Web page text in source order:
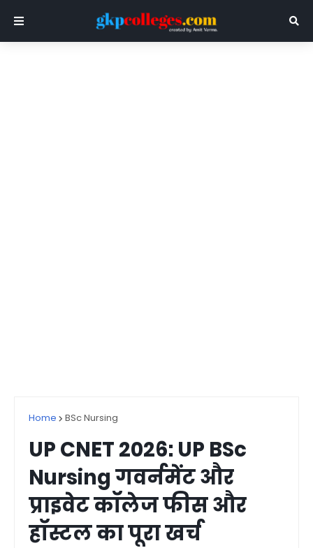
Home BSc Nursing
UP CNET 2026: UP BSc
Nursing गवर्नमेंट और
प्राइवेट कॉलेज फीस और
हॉस्टल का पूरा खर्च